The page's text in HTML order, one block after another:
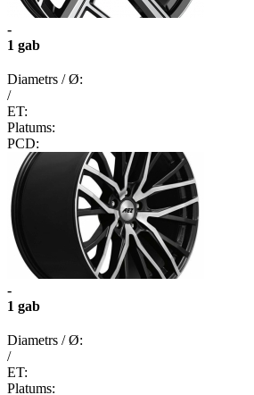
-
1 gab
Diametrs / Ø:
/
ET:
Platums:
PCD:
-
1 gab
Diametrs / Ø:
/
ET:
Platums: